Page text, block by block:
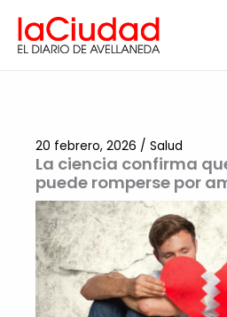
contenido
La ciencia confirma
puede romperse por
20 febrero, 2026 / Salud